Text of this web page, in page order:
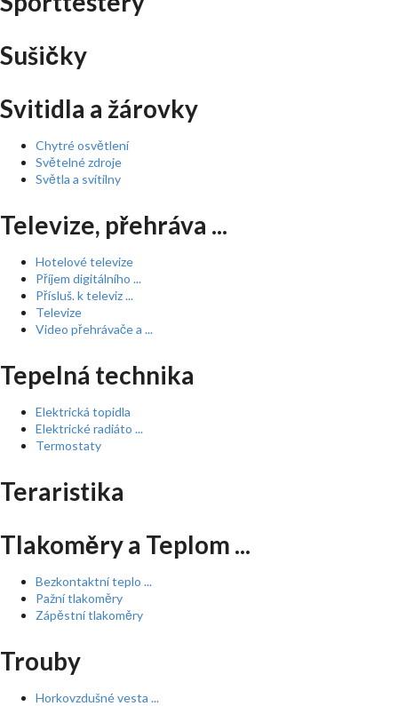
Sušičky
Svitidla a žárovky
Chytré osvětlení
Světelné zdroje
Světla a svítilny
Televize, přehráva ...
Hotelové televize
Příjem digitálního ...
Přísluš. k televiz ...
Televize
Video přehrávače a ...
Tepelná technika
Elektrická topidla
Elektrické radiáto ...
Termostaty
Teraristika
Tlakoměry a Teplom ...
Bezkontaktní teplo ...
Pažní tlakoměry
Zápěstní tlakoměry
Trouby
Horkovzdušné vesta ...